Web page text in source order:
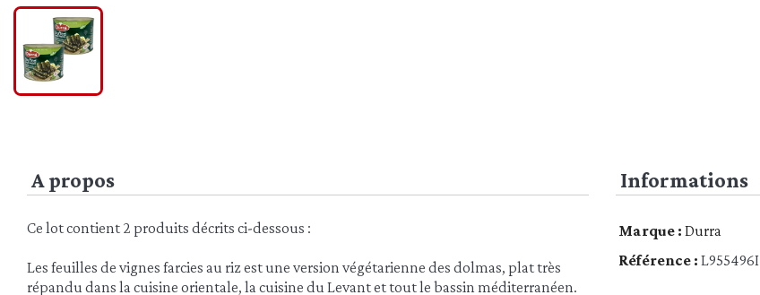
A propos
Ce lot contient 2 produits décrits ci-dessous :
Les feuilles de vignes farcies au riz est une version végétarienne des dolmas, plat très
répandu dans la cuisine orientale, la cuisine du Levant et tout le bassin méditerranéen.
Informations
Marque : Durra
Référence : L955496I